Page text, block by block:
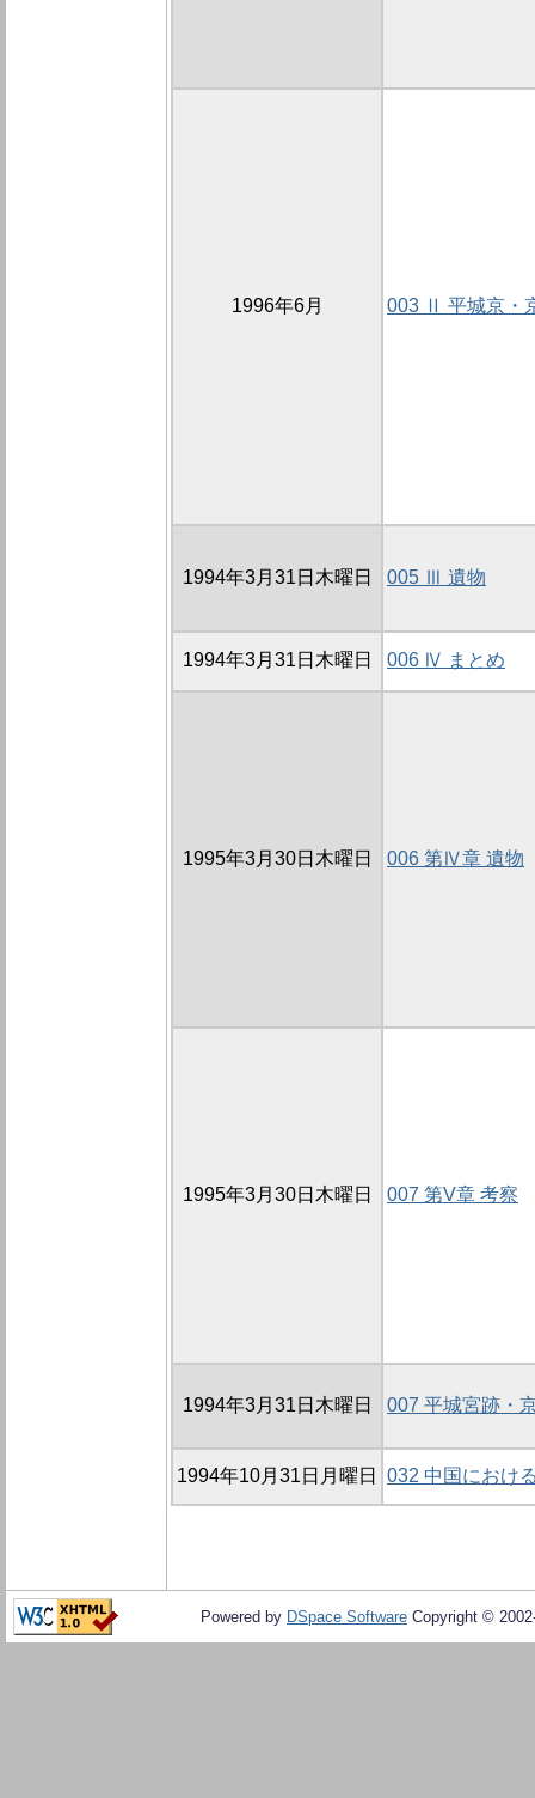
1996年6月 003 Ⅱ 平城京・
1994年3月31日木曜日 005 Ⅲ 遺物
1994年3月31日木曜日 006 Ⅳ まとめ
1995年3月30日木曜日 006 第Ⅳ章 遺物
1995年3月30日木曜日 007 第V章 考察
1994年3月31日木曜日 007 平城宮跡・
1994年10月31日月曜日 032 中国におけ
Powered by DSpace Software Copyright ©